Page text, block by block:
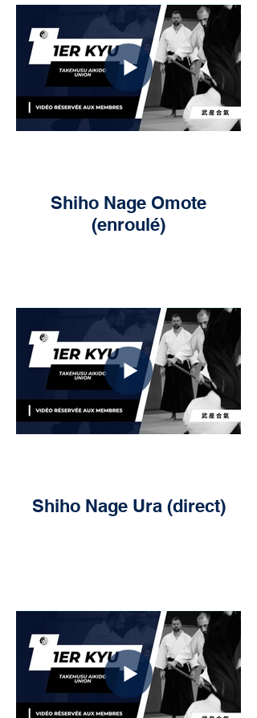
Shiho Nage Omote
(enroulé)
Shiho Nage Ura (direct)